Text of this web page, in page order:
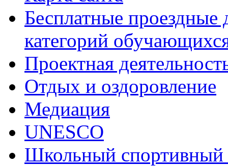
Бесплатные
категорий
Проектная
Отдых и оздоровление
Медиация
UNESCO
Школьный спортивный